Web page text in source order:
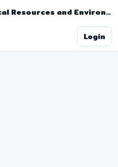
Office of Physical Resources and Environment
Login